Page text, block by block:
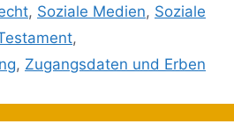
, Soziale Medien, Soziale
,
, Zugangsdaten und Erben